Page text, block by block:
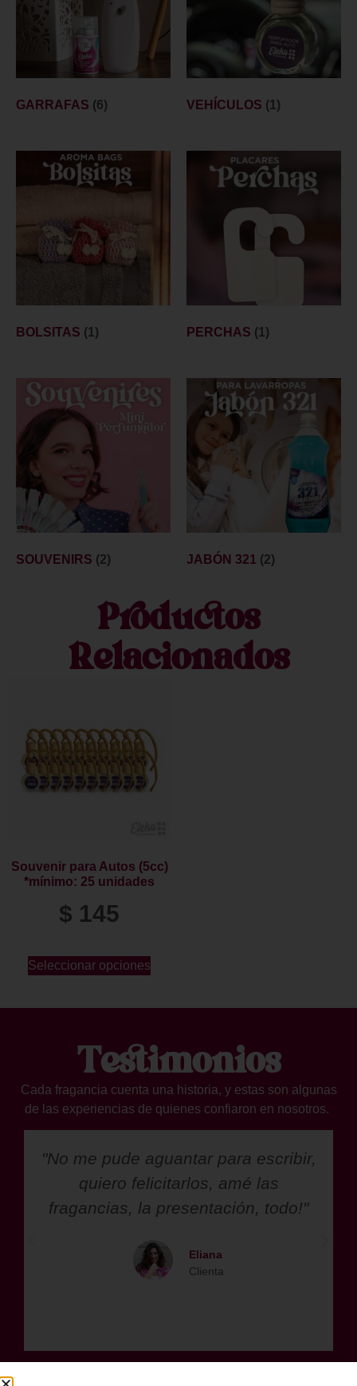
GARRAFAS (6) VEHÍCULOS (1)
BOLSITAS (1) PERCHAS (1)
SOUVENIRS (2) JABÓN 321 (2)
Productos
Relacionados
Souvenir para Autos (5cc)
*mínimo: 25 unidades
$ 145
Seleccionar opciones
Testimonios
Cada fragancia cuenta una historia, y estas son algunas
de las experiencias de quienes confiaron en nosotros.
"No me pude aguantar para escribir,
quiero felicitarlos, amé las
fragancias, la presentación, todo!"
Eliana
Clienta